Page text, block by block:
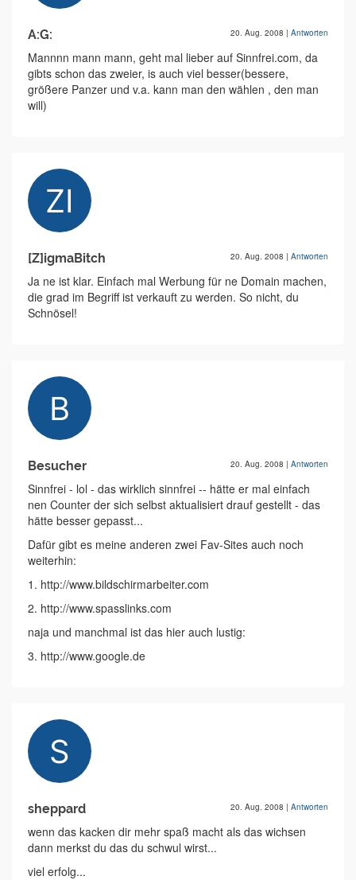
A:G: 20. Aug. 2008 | Antworten
Mannnn mann mann, geht mal lieber auf Sinnfrei.com, da
gibts schon das zweier, is auch viel besser(bessere,
größere Panzer und v.a. kann man den wählen , den man
will)
[Z]igmaBitch 20. Aug. 2008 | Antworten
Ja ne ist klar. Einfach mal Werbung für ne Domain machen,
die grad im Begriff ist verkauft zu werden. So nicht, du
Schnösel!
Besucher 20. Aug. 2008 | Antworten
Sinnfrei - lol - das wirklich sinnfrei -- hätte er mal einfach
nen Counter der sich selbst aktualisiert drauf gestellt - das
hätte besser gepasst...
Dafür gibt es meine anderen zwei Fav-Sites auch noch
weiterhin:
1. http://www.bildschirmarbeiter.com
2. http://www.spasslinks.com
naja und manchmal ist das hier auch lustig:
3. http://www.google.de
sheppard 20. Aug. 2008 | Antworten
wenn das kacken dir mehr spaß macht als das wichsen
dann merkst du das du schwul wirst...
viel erfolg...